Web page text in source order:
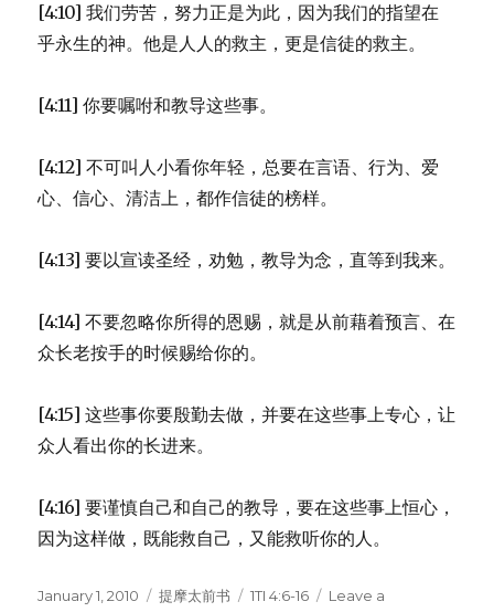
[4:10] 我们劳苦，努力正是为此，因为我们的指望在
乎永生的神。他是人人的救主，更是信徒的救主。
[4:11] 你要嘱咐和教导这些事。
[4:12] 不可叫人小看你年轻，总要在言语、行为、爱
心、信心、清洁上，都作信徒的榜样。
[4:13] 要以宣读圣经，劝勉，教导为念，直等到我来。
[4:14] 不要忽略你所得的恩赐，就是从前藉着预言、在
众长老按手的时候赐给你的。
[4:15] 这些事你要殷勤去做，并要在这些事上专心，让
众人看出你的长进来。
[4:16] 要谨慎自己和自己的教导，要在这些事上恒心，
因为这样做，既能救自己，又能救听你的人。
Posted
January 1, 2010 Categories
提摩太前书 Tags
1TI 4:6-16
Leave a